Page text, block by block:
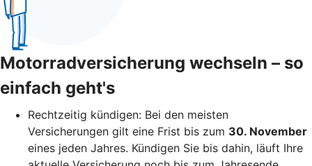
Motorradversicherung wechseln – so
einfach geht's
Rechtzeitig kündigen: Bei den meisten
Versicherungen gilt eine Frist bis zum 30. November
eines jeden Jahres. Kündigen Sie bis dahin, läuft Ihre